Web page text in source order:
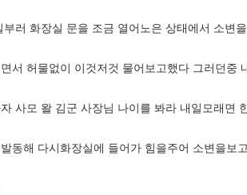
러 화장실 문을 조금 열어노은 상태에서 소변
서 허물없이 이것저것 물어보고했다 그러던중
사모 왈 김군 사장님 나이를 봐라 내일모래면
동해 다시화장실에 들어가 힘을주어 소변을보